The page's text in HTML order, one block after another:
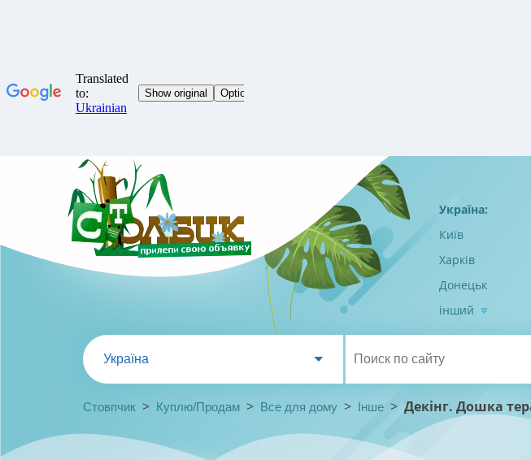
Україна:
Київ
Харків
Донецьк
інший
Україна
Стовпчик > Куплю/Продам > Все для дому > Інше > Декінг. Дошка